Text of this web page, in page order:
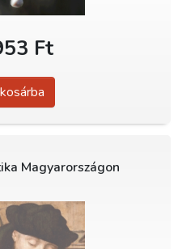
Ft
kosárba
Magyarországon